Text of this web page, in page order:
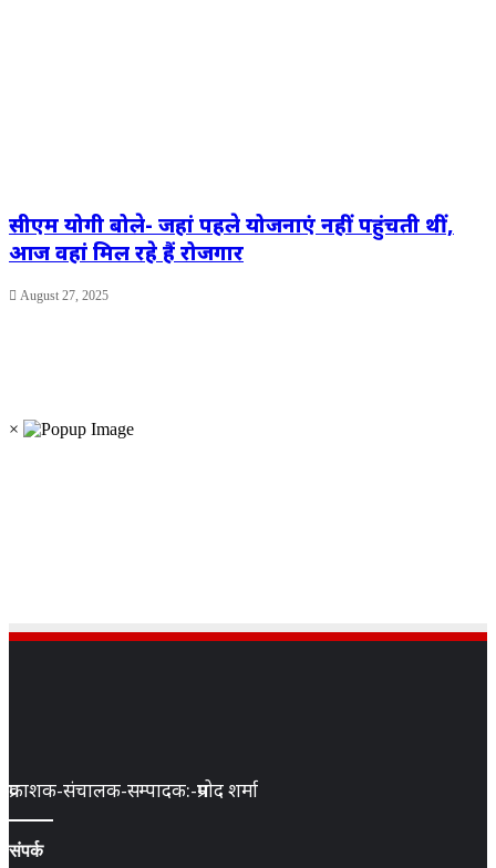
सीएम योगी बोले- जहां पहले योजनाएं नहीं पहुंचती थीं,
आज वहां मिल रहे हैं रोजगार
August 27, 2025
×
प्रकाशक-संचालक-सम्पादक:-प्रमोद शर्मा
संपर्क